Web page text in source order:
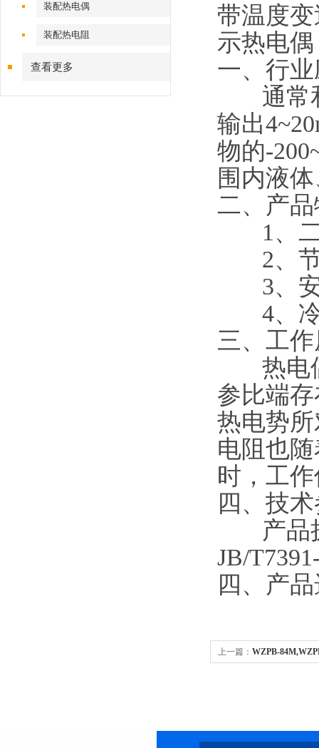
装配热电偶
装配热电阻
查看更多
带温度
示热电
一、行
通常和
输出
物的-
围内液
二、产
1、二
2、节
3、安
4、冷
三、工
热电偶
参比端
热电势
电阻也
时，工
四、技
产品执
JB/
四、产
上一篇： WZPB-